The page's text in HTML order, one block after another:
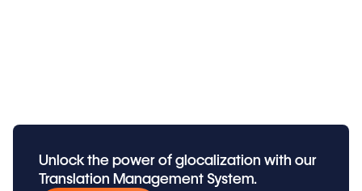
Unlock the power of glocalization with our
Translation Management System.